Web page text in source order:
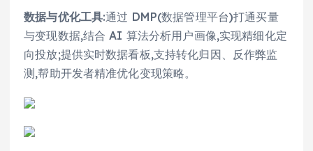
数据与优化工具:通过 DMP(数据管理平台)打通买量
与变现数据,结合 AI 算法分析用户画像,实现精细化定
向投放;提供实时数据看板,支持转化归因、反作弊监
测,帮助开发者精准优化变现策略。